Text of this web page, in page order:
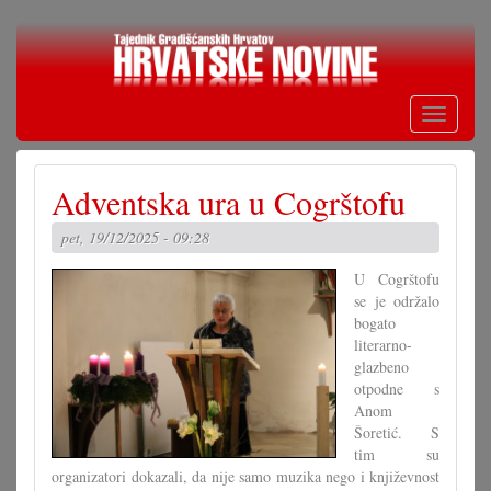
Skoči
Toggle
Adventska ura u Cogrštofu
pet, 19/12/2025 - 09:28
U Cogrštofu
se je održalo
bogato
literarno-
glazbeno
otpodne s
Anom
Šoretić. S
tim su
organizatori dokazali, da nije samo muzika nego i književnost